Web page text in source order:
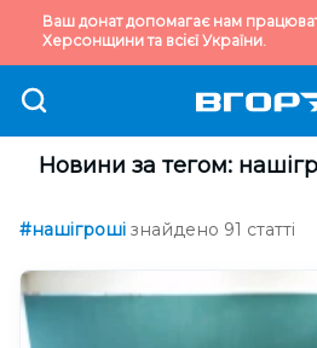
Ваш донат допомагає нам
Херсонщини та всієї України.
Новини за тегом:
#нашігроші знайдено 91 статті